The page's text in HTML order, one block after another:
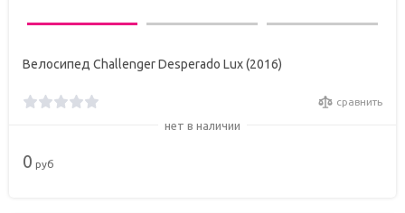
Велосипед Challenger Desperado Lux (2016)
сравнить
нет в наличии
0 руб